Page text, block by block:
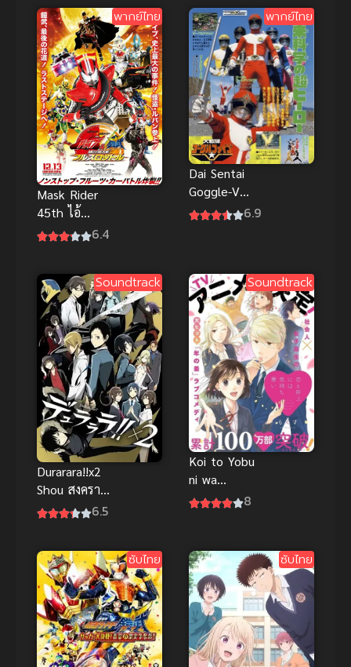
พากย์ไทย
Mask Rider
45th ไอ้
มดแดง
เต็มเรื่อง ภาพ
ชัดที่สุด
6.4
พากย์ไทย
Dai Sentai
Goggle-V
ขบวนการอัน6.9
Soundtrack
Durarara!!x2
Shou สงคราม
แดนสนธยา6.5
Soundtrack
Koi to Yobu
ni wa
Kimochi
ขยะแขยง
ขนาดนั้นเลย
เหรอ
8
ซับไทย ซับไทย